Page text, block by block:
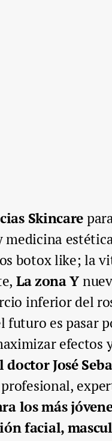
Skincare
medicina
botox like; la
La zona Y
inferior del
futuro es pasar
efectos
doctor José
los más
facial,